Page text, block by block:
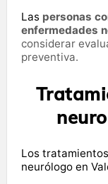
Las personas
enfermedades
considerar
preventiva.
Los
neurólogo en